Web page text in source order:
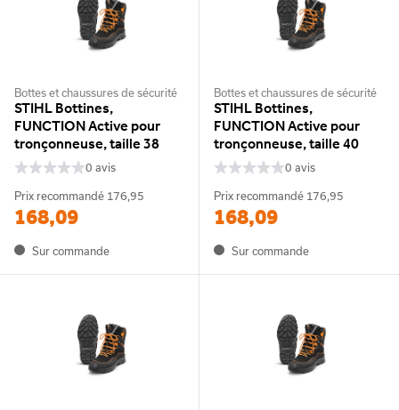
Bottes et chaussures de sécurité
STIHL Bottines,
FUNCTION Active pour
tronçonneuse, taille 38
0 avis
Prix recommandé 176,95
168,09
Sur commande
Bottes et chaussures de sécurité
STIHL Bottines,
FUNCTION Active pour
tronçonneuse, taille 40
0 avis
Prix recommandé 176,95
168,09
Sur commande